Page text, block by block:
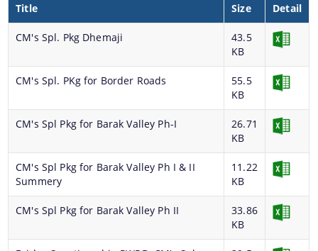
ৰাজহুৱা-ব্যক্তিগত অংশীদাৰিত্ব
গ্ৰাম্য আন্তঃগাঁথনি উন্নয়ন পূঁজি
ৰাজ্যিক অগ্ৰাধিকাৰ আঁচনিসমূহ, এচচিএছপি আৰু টিএছপি
Find information about the various schemes
being implemented along with the benefits,
অধিনিয়ম
সমাবেশ
মন্ত্রিসভা
ভাৰত চৰকাৰৰ মঞ্জুৰি প্ৰদান চিঠি
নিৰ্দেশনা
Title Size Detail
CM's Spl. Pkg Dhemaji
43.5
KB
CM's Spl. PKg for Border Roads
55.5
KB
CM's Spl Pkg for Barak Valley Ph-I
26.71
KB
CM's Spl Pkg for Barak Valley Ph I & II
Summery
11.22
KB
CM's Spl Pkg for Barak Valley Ph II
33.86
KB